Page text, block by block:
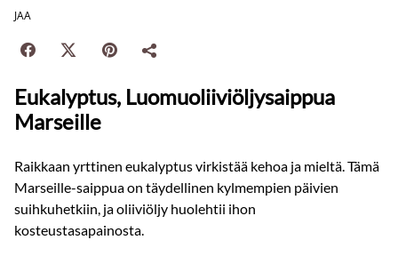
JAA
Eukalyptus, Luomuoliiviöljysaippua
Marseille
Raikkaan yrttinen eukalyptus virkistää kehoa ja mieltä. Tämä
Marseille-saippua on täydellinen kylmempien päivien
suihkuhetkiin, ja oliiviöljy huolehtii ihon
kosteustasapainosta.